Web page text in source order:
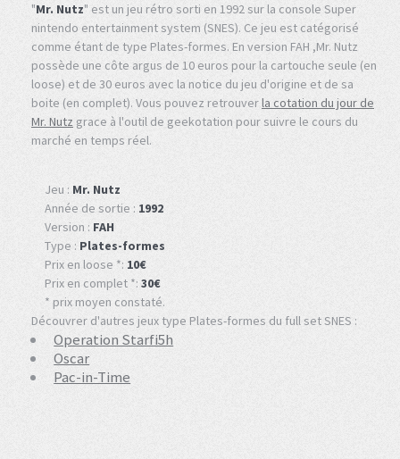
"Mr. Nutz" est un jeu rétro sorti en 1992 sur la console Super
nintendo entertainment system (SNES). Ce jeu est catégorisé
comme étant de type Plates-formes. En version FAH ,Mr. Nutz
possède une côte argus de 10 euros pour la cartouche seule (en
loose) et de 30 euros avec la notice du jeu d'origine et de sa
boite (en complet). Vous pouvez retrouverla cotation du jour de
Mr. Nutz grace à l'outil de geekotation pour suivre le cours du
marché en temps réel.
Jeu : Mr. Nutz
Année de sortie : 1992
Version : FAH
Type : Plates-formes
Prix en loose *: 10€
Prix en complet *: 30€
* prix moyen constaté.
Découvrer d'autres jeux type Plates-formes du full set SNES :
Operation Starfi5h
Oscar
Pac-in-Time